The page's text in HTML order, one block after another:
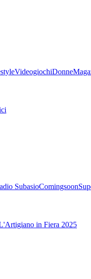
VideogiochiDonne
SubasioComingsoon
in Fiera 2025